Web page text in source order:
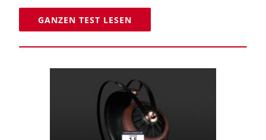
GANZEN TEST LESEN